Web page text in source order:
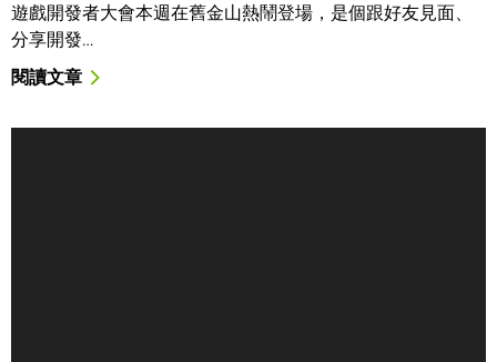
遊戲開發者大會本週在舊金山熱鬧登場，是個跟好友見面、
分享開發…
閱讀文章